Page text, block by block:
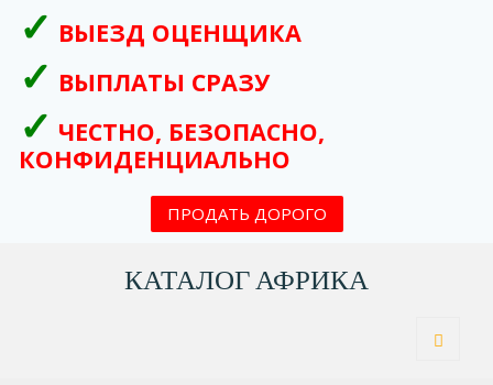
ВЫЕЗД ОЦЕНЩИКА
ВЫПЛАТЫ СРАЗУ
ЧЕСТНО, БЕЗОПАСНО,
КОНФИДЕНЦИАЛЬНО
ПРОДАТЬ ДОРОГО
КАТАЛОГ АФРИКА